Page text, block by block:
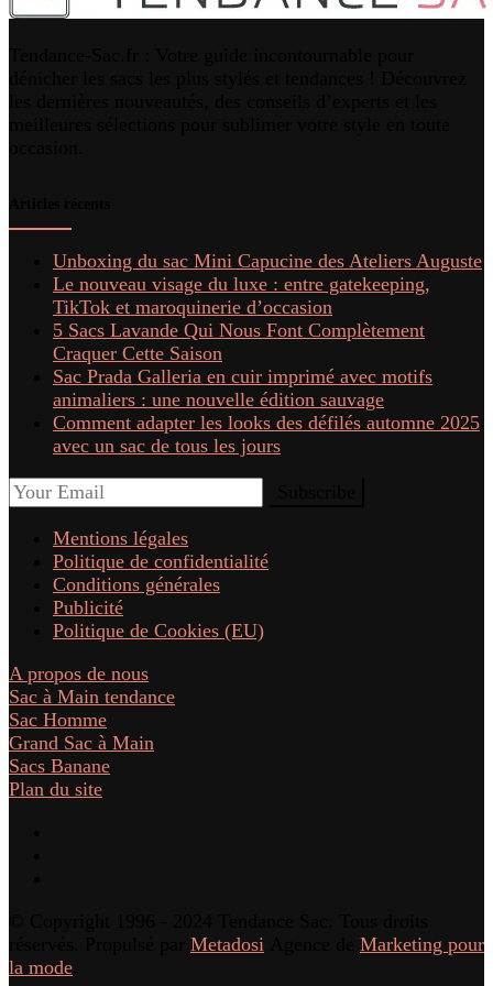
Unboxing du sac Mini Capucine des Ateliers Auguste
Le nouveau visage du luxe : entre gatekeeping,
TikTok et maroquinerie d’occasion
5 Sacs Lavande Qui Nous Font Complètement
Craquer Cette Saison
Sac Prada Galleria en cuir imprimé avec motifs
animaliers : une nouvelle édition sauvage
Comment adapter les looks des défilés automne 2025
avec un sac de tous les jours
Mentions légales
Politique de confidentialité
Conditions générales
Publicité
Politique de Cookies (EU)
A propos de nous
Sac à Main tendance
Sac Homme
Grand Sac à Main
Sacs Banane
Plan du site
Metadosi
Marketing pour
la mode